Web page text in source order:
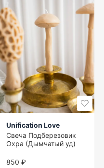
Unification Love
Свеча Подберезовик
Охра (Дымчатый уд)
850 ₽